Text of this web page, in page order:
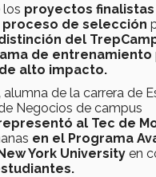
los proyectos finalistas
proceso de selección
del
de entrenamiento
de alto impacto.
alumna de la carrera de
Negocios de campus
al Tec de
en el Programa
York University en